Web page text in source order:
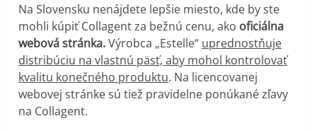
Na Slovensku nenájdete lepšie miesto, kde by ste
mohli kúpiť Collagent za bežnú cenu, ako oficiálna
webová stránka.Výrobca „Estelle“ uprednostňuje
distribúciu na vlastnú päsť, aby mohol kontrolovať
kvalitu konečného produktu. Na licencovanej
webovej stránke sú tiež pravidelne ponúkané zľavy
na Collagent.